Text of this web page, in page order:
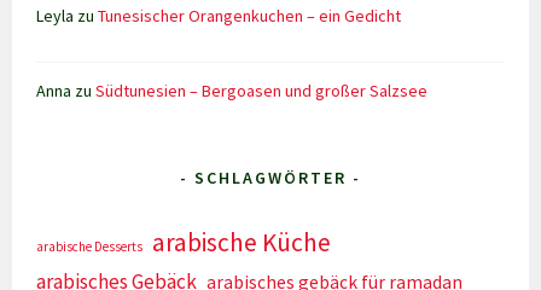
Leyla zuTunesischer Orangenkuchen – ein Gedicht
Anna zuSüdtunesien – Bergoasen und großer Salzsee
- SCHLAGWÖRTER -
arabische Desserts arabische Küche
arabisches Gebäck arabisches gebäck für ramadan